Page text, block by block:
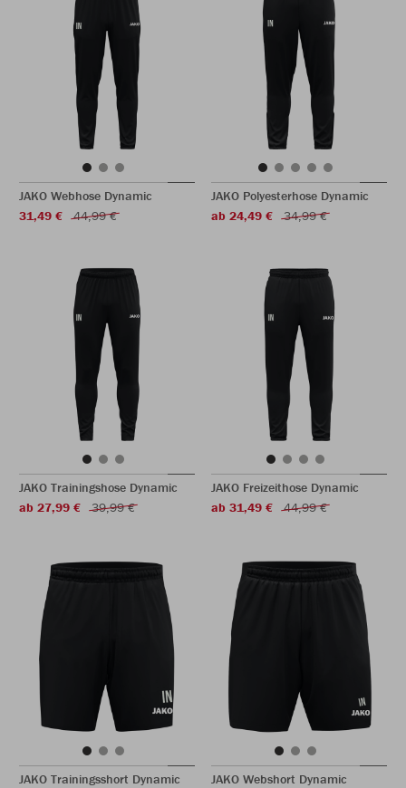
JAKO Webhose Dynamic
31,49 €
44,99 €
JAKO Polyesterhose Dynamic
ab 24,49 €
34,99 €
JAKO Trainingshose Dynamic
ab 27,99 €
39,99 €
JAKO Freizeithose Dynamic
ab 31,49 €
44,99 €
JAKO Trainingsshort Dynamic JAKO Webshort Dynamic